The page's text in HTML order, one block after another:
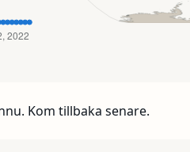
Kom tillbaka senare.